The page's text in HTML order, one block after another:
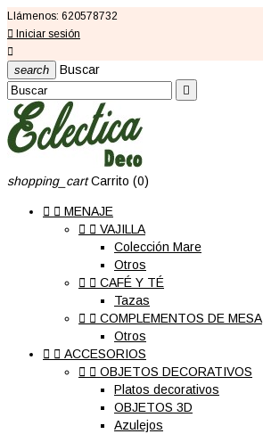
Llámenos: 620578732
 Iniciar sesión

search Buscar

shopping_cart Carrito (0)
  MENAJE
  VAJILLA
Colección Mare
Otros
  CAFÉ Y TÉ
Tazas
  COMPLEMENTOS DE MESA
Otros
  ACCESORIOS
  OBJETOS DECORATIVOS
Platos decorativos
OBJETOS 3D
Azulejos